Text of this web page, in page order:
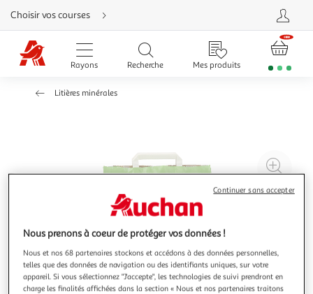
Aller
directement
au
contenu
Aller
directement
Aller
rubrique
Choisir vos courses
Rayons Recherche Mes produits
Litières minérales
à
Nous prenons à coeur de protéger vos données !
Nous et nos 68 partenaires stockons et accédons à des données personnelles,
telles que des données de navigation ou des identifiants uniques, sur votre
appareil. Si vous sélectionnez "J'accepte", les technologies de suivi prendront en
charge les finalités affichées dans la section « Nous et nos partenaires traitons
Continuer sans accepter